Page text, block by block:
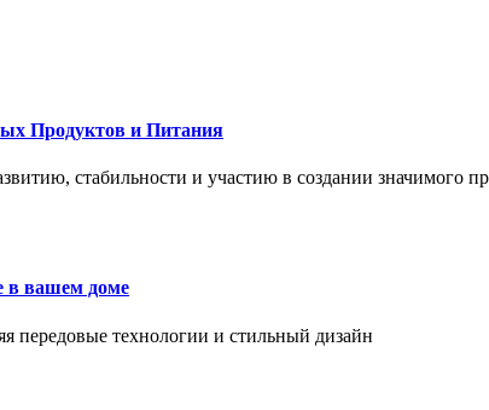
Продуктов и Питания
стабильности и участию в создании значимого
в вашем доме
передовые технологии и стильный дизайн